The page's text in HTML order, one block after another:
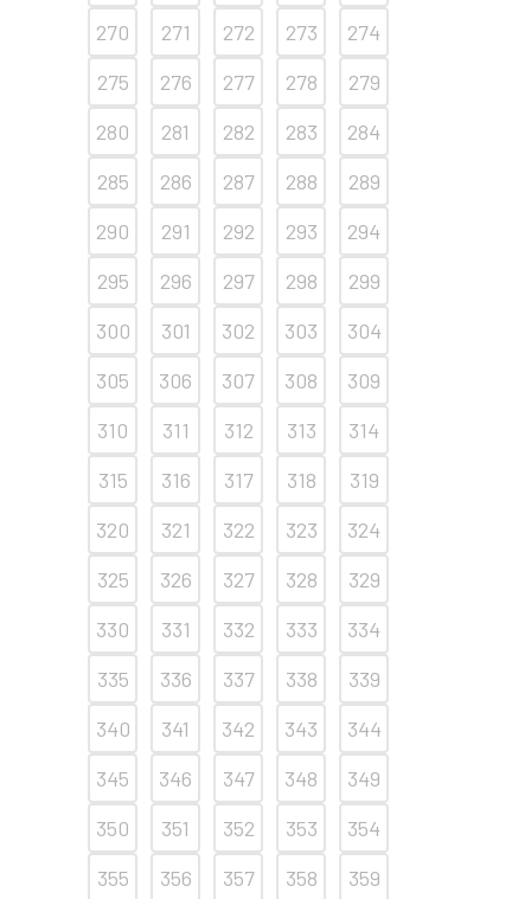
270
271 272 273
274
275
276 277 278
279
280
281 282 283
284
285
286 287 288
289
290
291 292 293
294
295
296 297 298
299
300
301 302 303
304
305
306 307 308
309
310
311 312 313
314
315
316 317 318
319
320
321 322 323
324
325
326 327 328
329
330
331 332 333
334
335
336 337 338
339
340
341 342 343
344
345
346 347 348
349
350
351 352 353
354
355
356 357 358
359